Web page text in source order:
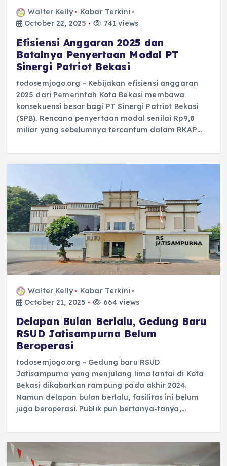
Walter Kelly
Kabar Terkini
October 22, 2025
741 views
Efisiensi Anggaran 2025 dan
Batalnya Penyertaan Modal PT
Sinergi Patriot Bekasi
todosemjogo.org – Kebijakan efisiensi anggaran
2025 dari Pemerintah Kota Bekasi membawa
konsekuensi besar bagi PT Sinergi Patriot Bekasi
(SPB). Rencana penyertaan modal senilai Rp9,8
miliar yang sebelumnya tercantum dalam RKAP…
Walter Kelly
Kabar Terkini
October 21, 2025
664 views
Delapan Bulan Berlalu, Gedung Baru
RSUD Jatisampurna Belum
Beroperasi
todosemjogo.org – Gedung baru RSUD
Jatisampurna yang menjulang lima lantai di Kota
Bekasi dikabarkan rampung pada akhir 2024.
Namun delapan bulan berlalu, fasilitas ini belum
juga beroperasi. Publik pun bertanya-tanya,…